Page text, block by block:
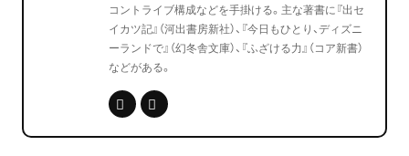
コントライブ構成などを手掛ける。主な著書に『出セ
イカツ記』（河出書房新社）、『今日もひとり、ディズニ
ーランドで』（幻冬舎文庫）、『ふざける力』（コア新書）
などがある。